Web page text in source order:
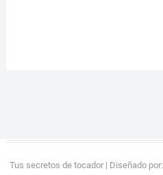
Tus secretos de tocador| Diseñado por: